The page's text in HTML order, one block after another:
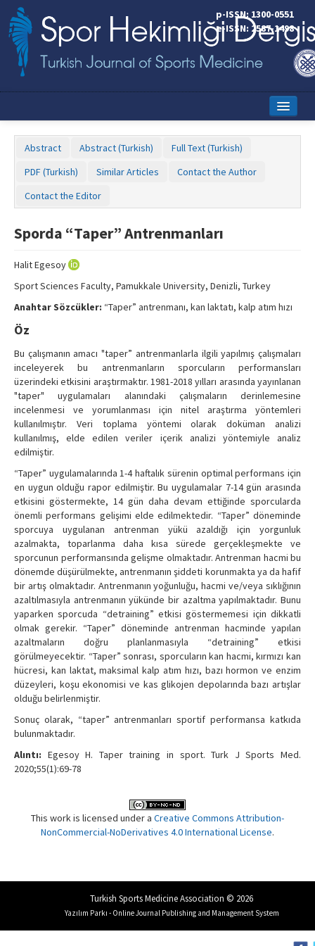
p-ISSN: 1300-0551
e-ISSN: 2587-1498
Editorial Board
Instructions to Authors
Contact Us
Abstract Abstract (Turkish)
Full Text (Turkish)
PDF (Turkish)
Similar Articles
Contact the Author
Contact the Editor
Sporda “Taper” Antrenmanları
Halit Egesoy
Sport Sciences Faculty, Pamukkale University, Denizli, Turkey
Anahtar Sözcükler: “Taper” antrenmanı, kan laktatı, kalp atım hızı
Öz
Bu çalışmanın amacı "taper” antrenmanlarla ilgili yapılmış çalışmaları
inceleyerek bu antrenmanların sporcuların performansları
üzerindeki etkisini araştırmaktır. 1981-2018 yılları arasında yayınlanan
"taper" uygulamaları alanındaki çalışmaların derinlemesine
incelenmesi ve yorumlanması için nitel araştırma yöntemleri
kullanılmıştır. Veri toplama yöntemi olarak doküman analizi
kullanılmış, elde edilen veriler içerik analizi yöntemiyle analiz
edilmiştir.
“Taper” uygulamalarında 1-4 haftalık sürenin optimal performans için
en uygun olduğu rapor edilmiştir. Bu uygulamalar 7-14 gün arasında
etkisini göstermekte, 14 gün daha devam ettiğinde sporcularda
önemli performans gelişimi elde edilmektedir. “Taper” döneminde
sporcuya uygulanan antrenman yükü azaldığı için yorgunluk
azalmakta, toparlanma daha kısa sürede gerçekleşmekte ve
sporcunun performansında gelişme olmaktadır. Antrenman hacmi bu
dönemde düşürülmekte, antrenmanın şiddeti korunmakta ya da hafif
bir artış olmaktadır. Antrenmanın yoğunluğu, hacmi ve/veya sıklığının
azaltılmasıyla antrenmanın yükünde bir azaltma yapılmaktadır. Bunu
yaparken sporcuda “detraining” etkisi göstermemesi için dikkatli
olmak gerekir. “Taper” döneminde antrenman hacminde yapılan
azaltmaların doğru planlanmasıyla “detraining” etkisi
görülmeyecektir. “Taper” sonrası, sporcuların kan hacmi, kırmızı kan
hücresi, kan laktat, maksimal kalp atım hızı, bazı hormon ve enzim
düzeyleri, koşu ekonomisi ve kas glikojen depolarında bazı artışlar
olduğu belirlenmiştir.
Sonuç olarak, “taper” antrenmanları sportif performansa katkıda
bulunmaktadır.
Alıntı: Egesoy H. Taper training in sport. Turk J Sports Med.
2020;55(1):69-78
This work is licensed under a Creative Commons Attribution-
NonCommercial-NoDerivatives 4.0 International License.
Turkish Sports Medicine Association © 2026
Yazılım Parkı - Online Journal Publishing and Management System